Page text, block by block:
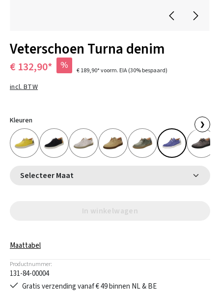
Veterschoen Turna denim
€ 132,90* % € 189,90*voorm. EIA(30% bespaard)
incl. BTW
Kleuren ❯
Selecteer Maat
In winkelwagen
Maattabel
Productnummer:
131-84-00004
Gratis verzending vanaf € 49 binnen NL & BE